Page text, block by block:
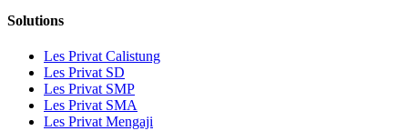
Solutions
Les Privat Calistung
Les Privat SD
Les Privat SMP
Les Privat SMA
Les Privat Mengaji